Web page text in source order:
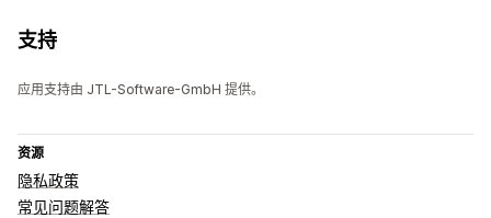
支持
应用支持由 JTL-Software-GmbH 提供。
资源
隐私政策
常见问题解答